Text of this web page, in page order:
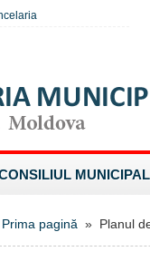
MUNICIPAL
Prima pagină » Planul